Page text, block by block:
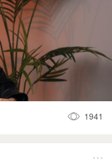
1941